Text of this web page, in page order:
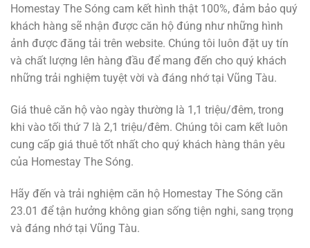
Homestay The Sóng cam kết hình thật 100%, đảm bảo quý
khách hàng sẽ nhận được căn hộ đúng như những hình
ảnh được đăng tải trên website. Chúng tôi luôn đặt uy tín
và chất lượng lên hàng đầu để mang đến cho quý khách
những trải nghiệm tuyệt vời và đáng nhớ tại Vũng Tàu.
Giá thuê căn hộ vào ngày thường là 1,1 triệu/đêm, trong
khi vào tối thứ 7 là 2,1 triệu/đêm. Chúng tôi cam kết luôn
cung cấp giá thuê tốt nhất cho quý khách hàng thân yêu
của Homestay The Sóng.
Hãy đến và trải nghiệm căn hộ Homestay The Sóng căn
23.01 để tận hưởng không gian sống tiện nghi, sang trọng
và đáng nhớ tại Vũng Tàu.